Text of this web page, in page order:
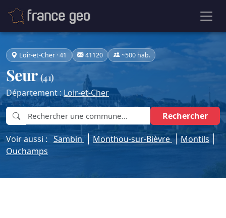
Loir-et-Cher · 41 41120 ~500 hab.
Seur (41)
Département : Loir-et-Cher
Rechercher
Voir aussi : Sambin Monthou-sur-Bièvre
Montils
Ouchamps